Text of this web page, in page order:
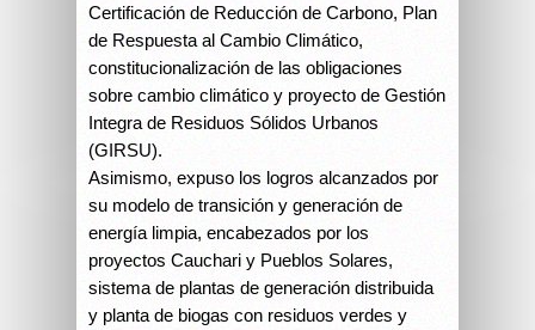
Certificación de Reducción de Carbono, Plan
de Respuesta al Cambio Climático,
constitucionalización de las obligaciones
sobre cambio climático y proyecto de Gestión
Integra de Residuos Sólidos Urbanos
(GIRSU).
Asimismo, expuso los logros alcanzados por
su modelo de transición y generación de
energía limpia, encabezados por los
proyectos Cauchari y Pueblos Solares,
sistema de plantas de generación distribuida
y planta de biogas con residuos verdes y